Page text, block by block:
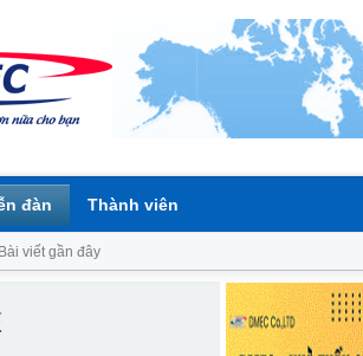
đàn
Bài viết gần đây
Thành viên